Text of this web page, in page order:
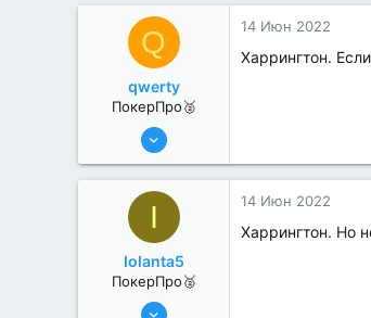
Q
qwerty
ПокерПро🥈
13 Июн 2022
0
14 Июн 2022
Харрингтон.
I
Iolanta5
ПокерПро🥈
13 Июн 2022
14 Июн 2022
Харрингтон. Но